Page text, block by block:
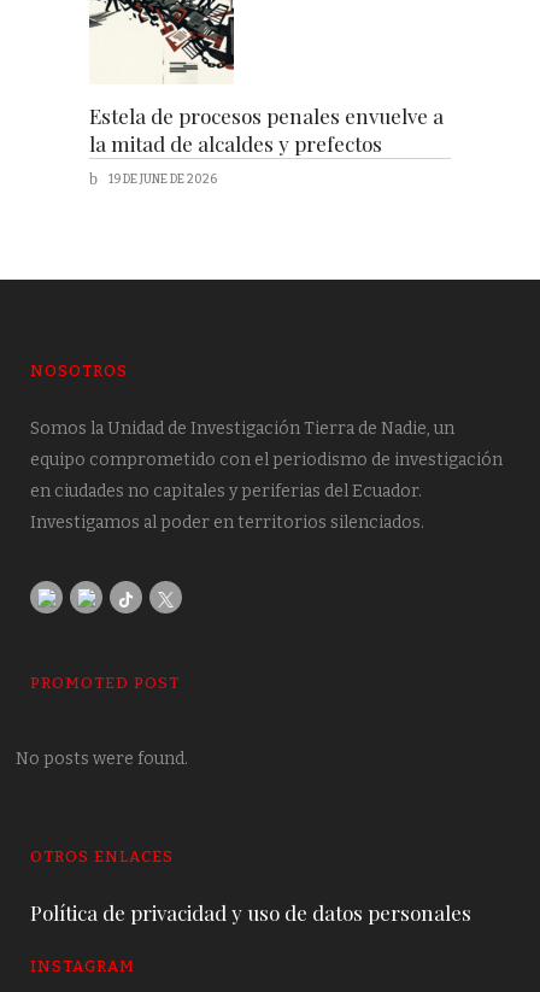
Estela de procesos penales envuelve a
la mitad de alcaldes y prefectos
19 DE JUNE DE 2026
NOSOTROS
Somos la Unidad de Investigación Tierra de Nadie, un
equipo comprometido con el periodismo de investigación
en ciudades no capitales y periferias del Ecuador.
Investigamos al poder en territorios silenciados.
PROMOTED POST
No posts were found.
OTROS ENLACES
Política de privacidad y uso de datos personales
INSTAGRAM